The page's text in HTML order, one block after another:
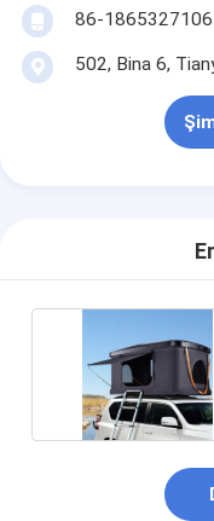
86-
502, Bina 6,